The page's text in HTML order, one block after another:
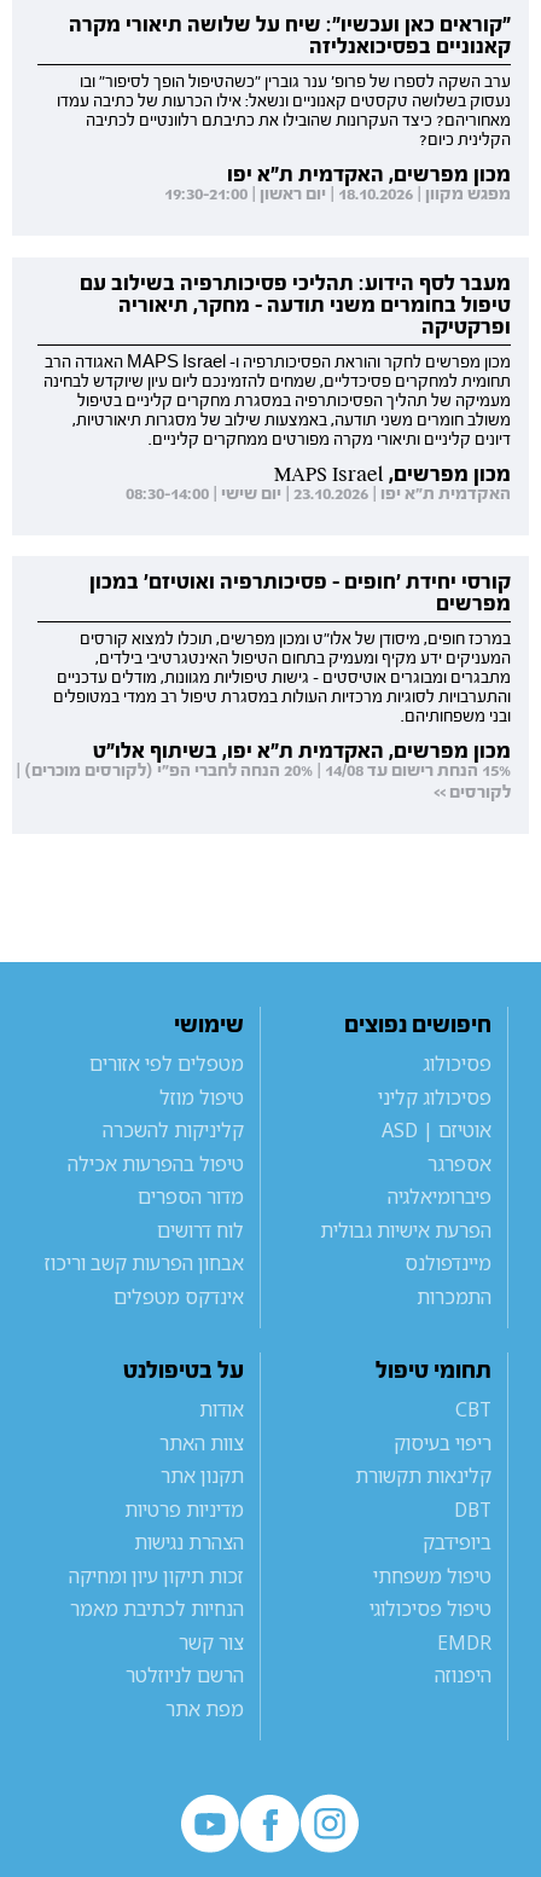
"קוראים כאן ועכשיו": שיח על שלושה תיאורי מקרה
קאנוניים בפסיכואנליזה
ערב השקה לספרו של פרופ' ענר גוברין "כשהטיפול הופך לסיפור" ובו
נעסוק בשלושה טקסטים קאנוניים ונשאל: אילו הכרעות של כתיבה עמדו
מאחוריהם? כיצד העקרונות שהובילו את כתיבתם רלוונטיים לכתיבה
הקלינית כיום?
מכון מפרשים, האקדמית ת"א יפו
מפגש מקוון | 18.10.2026 | יום ראשון | 19:30-21:00
מעבר לסף הידוע: תהליכי פסיכותרפיה בשילוב עם
טיפול בחומרים משני תודעה - מחקר, תיאוריה
ופרקטיקה
מכון מפרשים לחקר והוראת הפסיכותרפיה ו- MAPS Israel האגודה הרב
תחומית למחקרים פסיכדליים, שמחים להזמינכם ליום עיון שיוקדש לבחינה
מעמיקה של תהליך הפסיכותרפיה במסגרת מחקרים קליניים בטיפול
משולב חומרים משני תודעה, באמצעות שילוב של מסגרות תיאורטיות,
דיונים קליניים ותיאורי מקרה מפורטים ממחקרים קליניים.
מכון מפרשים, MAPS Israel
האקדמית ת"א יפו | 23.10.2026 | יום שישי | 08:30-14:00
קורסי יחידת 'חופים - פסיכותרפיה ואוטיזם' במכון
מפרשים
במרכז חופים, מיסודן של אלו"ט ומכון מפרשים, תוכלו למצוא קורסים
המעניקים ידע מקיף ומעמיק בתחום הטיפול האינטגרטיבי בילדים,
מתבגרים ומבוגרים אוטיסטים - גישות טיפוליות מגוונות, מודלים עדכניים
והתערבויות לסוגיות מרכזיות העולות במסגרת טיפול רב ממדי במטופלים
ובני משפחותיהם.
מכון מפרשים, האקדמית ת"א יפו, בשיתוף אלו"ט
15% הנחת רישום עד 14/08 | 20% הנחה לחברי הפ"י (לקורסים מוכרים) |
לקורסים >>
חיפושים נפוצים
פסיכולוג
פסיכולוג קליני
אוטיזם | ASD
אספרגר
פיברומיאלגיה
הפרעת אישיות גבולית
מיינדפולנס
התמכרות
שימושי
מטפלים לפי אזורים
טיפול מוזל
קליניקות להשכרה
טיפול בהפרעות אכילה
מדור הספרים
לוח דרושים
אבחון הפרעות קשב וריכוז
אינדקס מטפלים
תחומי טיפול
CBT
ריפוי בעיסוק
קלינאות תקשורת
DBT
ביופידבק
טיפול משפחתי
טיפול פסיכולוגי
EMDR
היפנוזה
על בטיפולנט
אודות
צוות האתר
תקנון אתר
מדיניות פרטיות
הצהרת נגישות
זכות תיקון עיון ומחיקה
הנחיות לכתיבת מאמר
צור קשר
הרשם לניוזלטר
מפת אתר